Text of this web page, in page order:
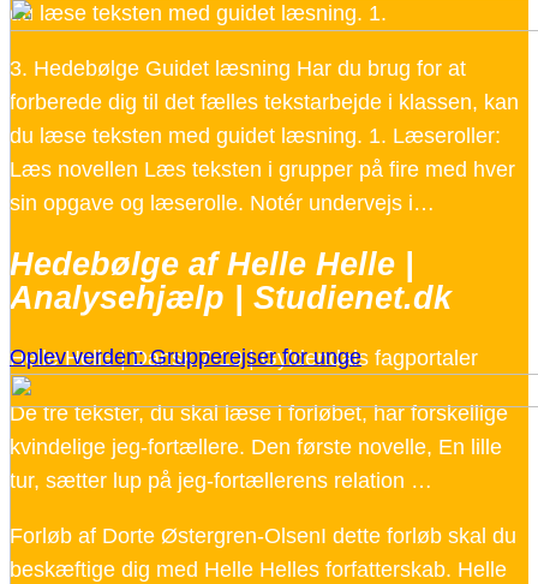
Oplev verden: Grupperejser for unge
du læse teksten med guidet læsning. 1.
3. Hedebølge Guidet læsning Har du brug for at
forberede dig til det fælles tekstarbejde i klassen, kan
du læse teksten med guidet læsning. 1. Læseroller:
Læs novellen Læs teksten i grupper på fire med hver
sin opgave og læserolle. Notér undervejs i…
Hedebølge af Helle Helle |
Analysehjælp | Studienet.dk
Helle Helle | Dansk 7-10 | Gyldendals fagportaler
De tre tekster, du skal læse i forløbet, har forskellige
kvindelige jeg-fortællere. Den første novelle, En lille
tur, sætter lup på jeg-fortællerens relation …
Forløb af Dorte Østergren-OlsenI dette forløb skal du
beskæftige dig med Helle Helles forfatterskab. Helle